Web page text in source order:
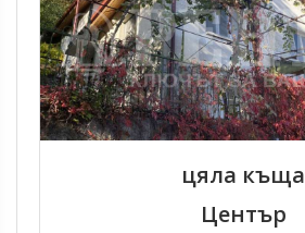
цяла къща
Център